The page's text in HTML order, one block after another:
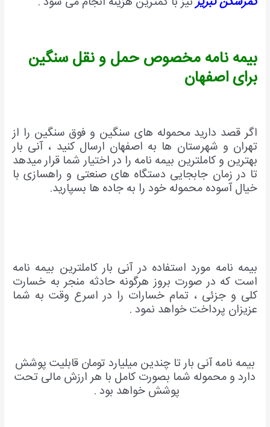
بیمه نامه مخصوص حمل و نقل سنگین
برای اصفهان
اگر قصد دارید محموله های سنگین و فوق سنگین را از
تهران و شهرستان ها به اصفهان ارسال کنید ، آنی بار
بهترین و کاملترین بیمه نامه را در اختیار شما قرار میدهد
تا در زمان جابجایی دستگاه های صنعتی و راهسازی با
خیال آسوده محموله خود را به جاده ها بسپارید.
بیمه نامه مورد استفاده در آنی بار کاملترین بیمه نامه
است که در صورت بروز هرگونه حادثه منجر به خسارت
کلی و جزئی ، تمام خسارات را در اسرع وقت به شما
عزیزان پرداخت خواهد نمود .
بیمه نامه آنی بار تا چندین میلیارد تومان قابلیت پوشش
دارد و محموله شما بصورت کامل با هر ارزش مالی تحت
پوشش خواهد بود .